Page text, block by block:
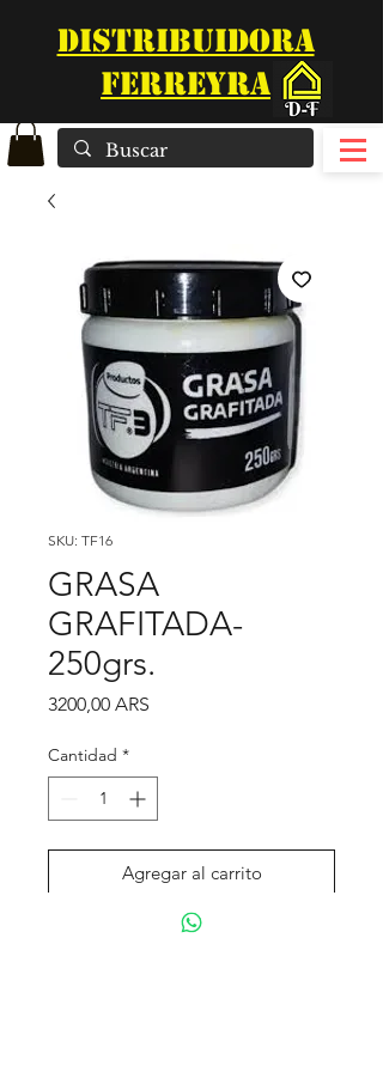
DISTRIBUIDORA
FERREYRA
SKU: TF16
GRASA
GRAFITADA-
250grs.
3200,00 ARS
Cantidad *
Agregar al carrito
Realizar compra